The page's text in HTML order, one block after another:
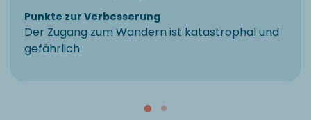
Punkte zur Verbesserung
Der Zugang zum Wandern ist katastrophal und
gefährlich